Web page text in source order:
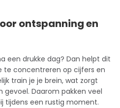
ontspanning en
een drukke dag? Dan helpt dit
te concentreren op cijfers en
train je je brein, wat zorgt
Daarom pakken veel
tijdens een rustig moment.